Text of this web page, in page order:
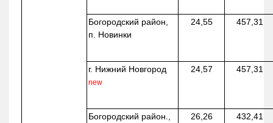
Богородский район,
п. Новинки
24,55 457,31
г. Нижний Новгород
new
24,57 457,31
Богородский район., 26,26 432,41